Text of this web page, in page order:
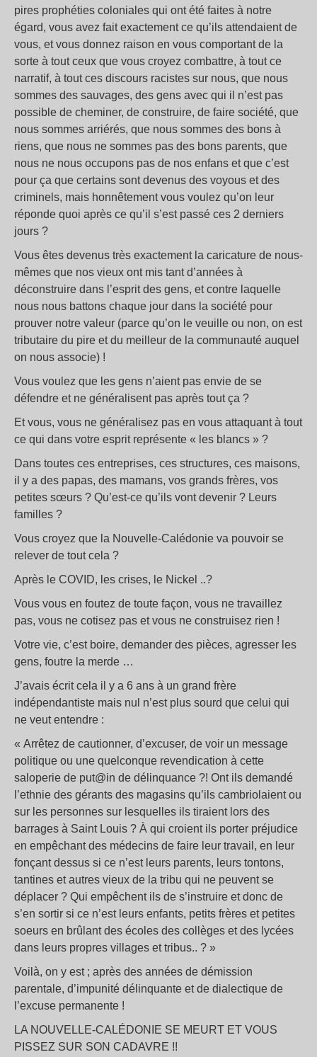
pires prophéties coloniales qui ont été faites à notre
égard, vous avez fait exactement ce qu’ils attendaient de
vous, et vous donnez raison en vous comportant de la
sorte à tout ceux que vous croyez combattre, à tout ce
narratif, à tout ces discours racistes sur nous, que nous
sommes des sauvages, des gens avec qui il n’est pas
possible de cheminer, de construire, de faire société, que
nous sommes arriérés, que nous sommes des bons à
riens, que nous ne sommes pas des bons parents, que
nous ne nous occupons pas de nos enfans et que c’est
pour ça que certains sont devenus des voyous et des
criminels, mais honnêtement vous voulez qu’on leur
réponde quoi après ce qu’il s’est passé ces 2 derniers
jours ?
Vous êtes devenus très exactement la caricature de nous-
mêmes que nos vieux ont mis tant d’années à
déconstruire dans l’esprit des gens, et contre laquelle
nous nous battons chaque jour dans la société pour
prouver notre valeur (parce qu’on le veuille ou non, on est
tributaire du pire et du meilleur de la communauté auquel
on nous associe) !
Vous voulez que les gens n’aient pas envie de se
défendre et ne généralisent pas après tout ça ?
Et vous, vous ne généralisez pas en vous attaquant à tout
ce qui dans votre esprit représente « les blancs » ?
Dans toutes ces entreprises, ces structures, ces maisons,
il y a des papas, des mamans, vos grands frères, vos
petites sœurs ? Qu’est-ce qu’ils vont devenir ? Leurs
familles ?
Vous croyez que la Nouvelle-Calédonie va pouvoir se
relever de tout cela ?
Après le COVID, les crises, le Nickel ..?
Vous vous en foutez de toute façon, vous ne travaillez
pas, vous ne cotisez pas et vous ne construisez rien !
Votre vie, c’est boire, demander des pièces, agresser les
gens, foutre la merde …
J’avais écrit cela il y a 6 ans à un grand frère
indépendantiste mais nul n’est plus sourd que celui qui
ne veut entendre :
« Arrêtez de cautionner, d’excuser, de voir un message
politique ou une quelconque revendication à cette
saloperie de put@in de délinquance ?! Ont ils demandé
l’ethnie des gérants des magasins qu’ils cambriolaient ou
sur les personnes sur lesquelles ils tiraient lors des
barrages à Saint Louis ? À qui croient ils porter préjudice
en empêchant des médecins de faire leur travail, en leur
fonçant dessus si ce n’est leurs parents, leurs tontons,
tantines et autres vieux de la tribu qui ne peuvent se
déplacer ? Qui empêchent ils de s’instruire et donc de
s’en sortir si ce n’est leurs enfants, petits frères et petites
soeurs en brûlant des écoles des collèges et des lycées
dans leurs propres villages et tribus.. ? »
Voilà, on y est ; après des années de démission
parentale, d’impunité délinquante et de dialectique de
l’excuse permanente !
LA NOUVELLE-CALÉDONIE SE MEURT ET VOUS
PISSEZ SUR SON CADAVRE !!